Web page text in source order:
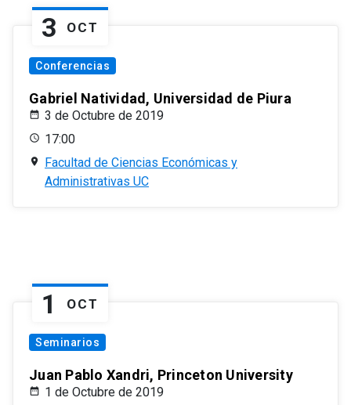
3 OCT
Conferencias
Gabriel Natividad, Universidad de Piura
3 de Octubre de 2019
17:00
Facultad de Ciencias Económicas y
Administrativas UC
1 OCT
Seminarios
Juan Pablo Xandri, Princeton University
1 de Octubre de 2019